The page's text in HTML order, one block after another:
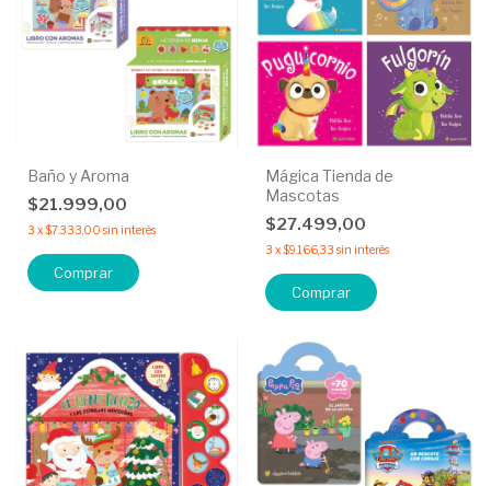
Baño y Aroma
$21.999,00
3 x$7.333,00 sin interés
Comprar
Mágica Tienda de
Mascotas
$27.499,00
3 x$9.166,33 sin interés
Comprar